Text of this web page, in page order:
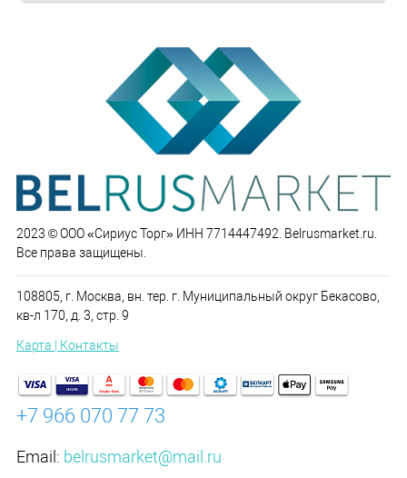
2023 © ООО «Сириус Торг» ИНН 7714447492. Belrusmarket.ru.
Все права защищены.
108805, г. Москва, вн. тер. г. Муниципальный округ Бекасово,
кв-л 170, д. 3, стр. 9
Карта | Контакты
+7 966 070 77 73
Email: belrusmarket@mail.ru